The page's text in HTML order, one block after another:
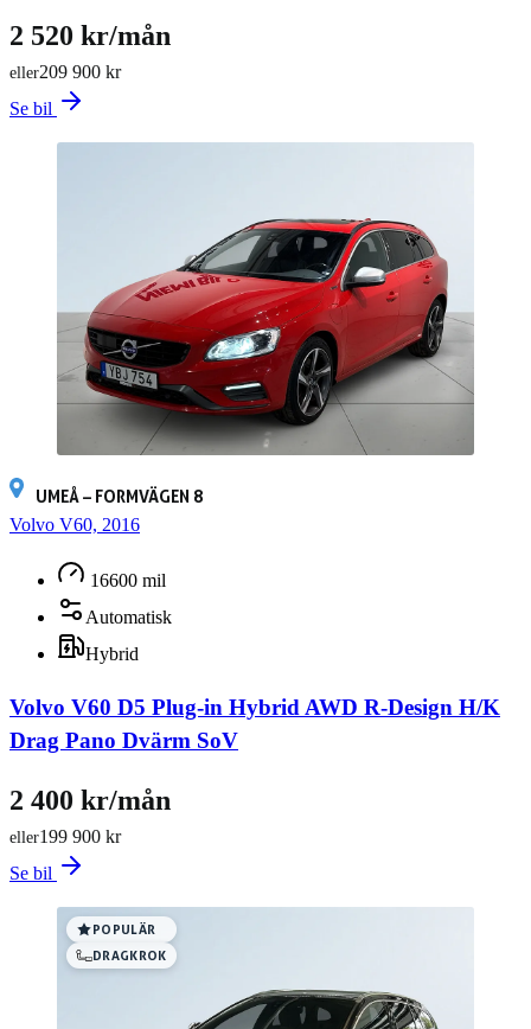
209 900 kr
eller
2 520 kr/mån
Se bil
UMEÅ – FORMVÄGEN 8
Volvo V60, 2016
16600 mil
Automatisk
Hybrid
Volvo V60 D5 Plug-in Hybrid AWD R-Design H/K
Drag Pano Dvärm SoV
199 900 kr
eller
2 400 kr/mån
Se bil
POPULÄR
DRAGKROK